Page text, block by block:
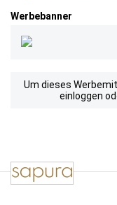
Werbebanner
Um dieses
einloggen